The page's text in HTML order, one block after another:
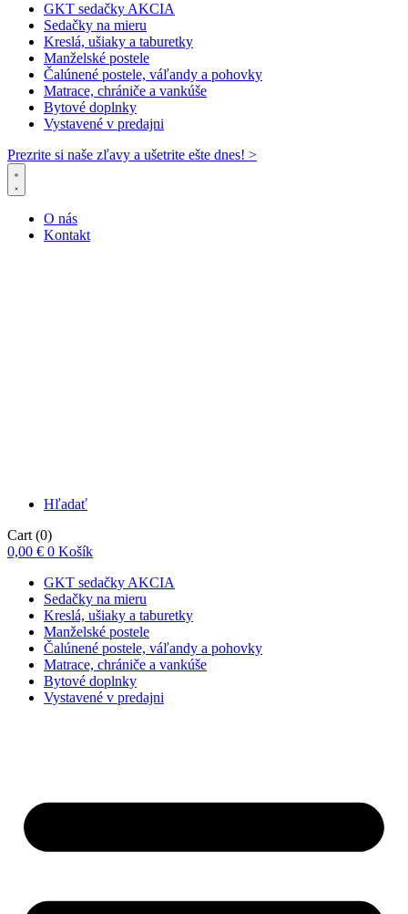
GKT sedačky AKCIA
Sedačky na mieru
Kreslá, ušiaky a taburetky
Manželské postele
Čalúnené postele, váľandy a pohovky
Matrace, chrániče a vankúše
Bytové doplnky
Vystavené v predajni
Prezrite si naše zľavy a ušetrite ešte dnes! >​
O nás
Kontakt
Hľadať
Cart (0)
0,00 € 0 Košík
GKT sedačky AKCIA
Sedačky na mieru
Kreslá, ušiaky a taburetky
Manželské postele
Čalúnené postele, váľandy a pohovky
Matrace, chrániče a vankúše
Bytové doplnky
Vystavené v predajni